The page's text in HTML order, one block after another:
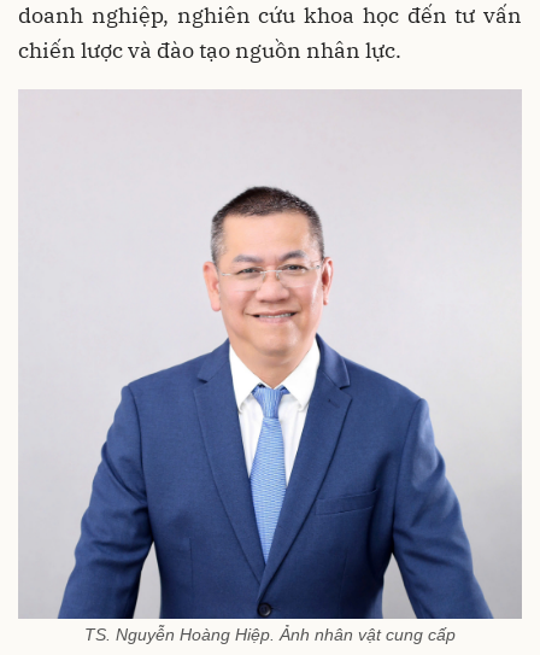
doanh nghiệp, nghiên cứu khoa học đến tư vấn
chiến lược và đào tạo nguồn nhân lực.
TS. Nguyễn Hoàng Hiệp. Ảnh nhân vật cung cấp